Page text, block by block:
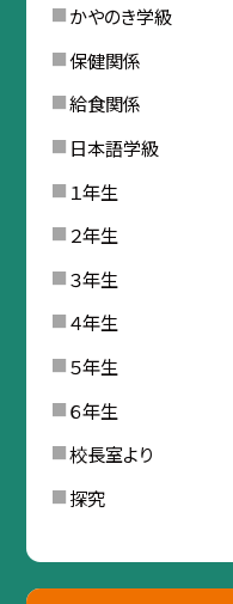
かやのき学級
保健関係
給食関係
日本語学級
１年生
２年生
３年生
４年生
５年生
６年生
校長室より
探究